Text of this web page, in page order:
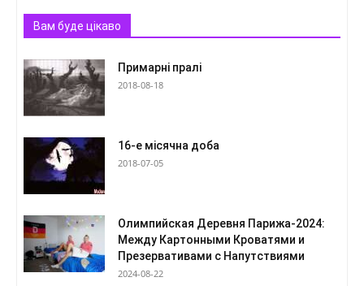
Вам буде цікаво
Примарні пралі
2018-08-18
16-е місячна доба
2018-07-05
Олимпийская Деревня Парижа-2024:
Между Картонными Кроватями и
Презервативами с Напутствиями
2024-08-22